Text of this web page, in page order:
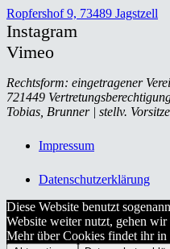
Ropfershof 9, 73489 Jagstzell
Instagram
Vimeo
Rechtsform: eingetragener
721449
Tobias, Brunner | stellv.
Impressum
Datenschutzerklärung
Diese Website benutzt
Website weiter nutzt, gehen
Mehr über Cookies findet ihr in